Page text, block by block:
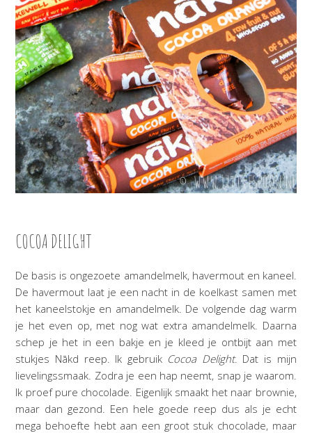
COCOA DELIGHT
De basis is ongezoete amandelmelk, havermout en kaneel.
De havermout laat je een nacht in de koelkast samen met
het kaneelstokje en amandelmelk. De volgende dag warm
je het even op, met nog wat extra amandelmelk. Daarna
schep je het in een bakje en je kleed je ontbijt aan met
stukjes Nākd reep. Ik gebruik Cocoa Delight. Dat is mijn
lievelingssmaak. Zodra je een hap neemt, snap je waarom.
Ik proef pure chocolade. Eigenlijk smaakt het naar brownie,
maar dan gezond. Een hele goede reep dus als je echt
mega behoefte hebt aan een groot stuk chocolade, maar